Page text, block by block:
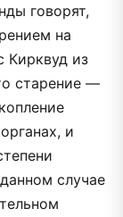
говорят,
на
Кирквуд из
старение —
и
случае